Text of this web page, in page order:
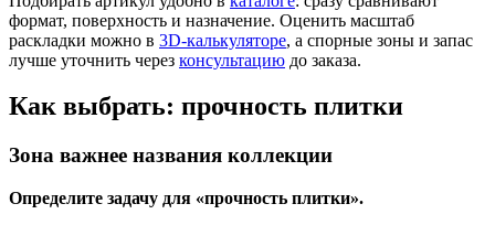
формат, поверхность и назначение. Оценить масштаб
раскладки можно в 3D-калькуляторе, а спорные зоны и запас
лучше уточнить через консультацию до заказа.
Как выбрать: прочность плитки
Зона важнее названия коллекции
Определите задачу для «прочность плитки».